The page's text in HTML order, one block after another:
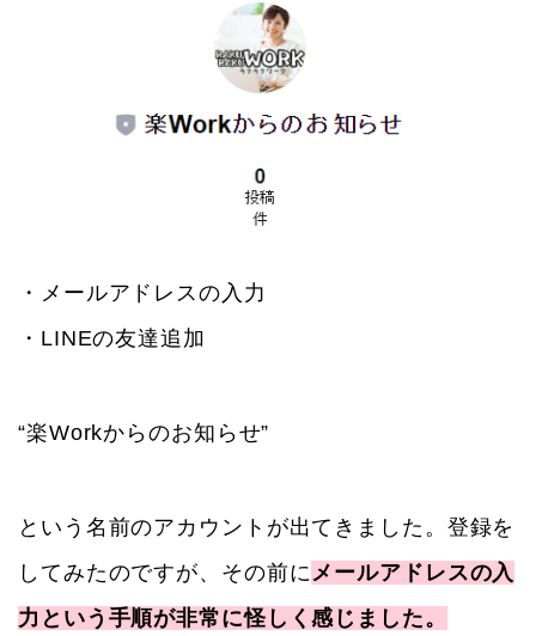
・メールアドレスの入力
・LINEの友達追加
“楽Workからのお知らせ”
という名前のアカウントが出てきました。登録を
してみたのですが、その前に メールアドレスの入
力という手順が非常に怪しく感じました。